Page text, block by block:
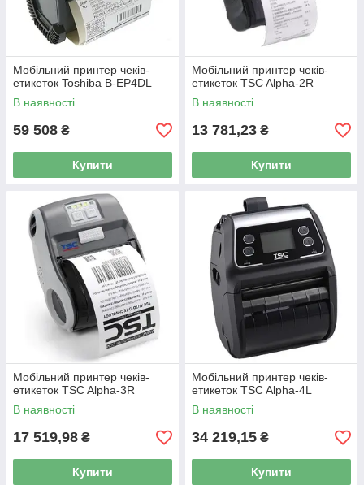
Мобільний принтер чеків-
етикеток Toshiba B-EP4DL
В наявності
59 508 ₴
Купити
Мобільний принтер чеків-
етикеток TSC Alpha-2R
В наявності
13 781,23 ₴
Купити
Мобільний принтер чеків-
етикеток TSC Alpha-3R
В наявності
17 519,98 ₴
Купити
Мобільний принтер чеків-
етикеток TSC Alpha-4L
В наявності
34 219,15 ₴
Купити